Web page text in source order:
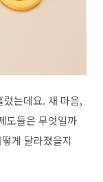
렀는데요. 새 마음,
도들은 무엇일까
게 달라졌을지